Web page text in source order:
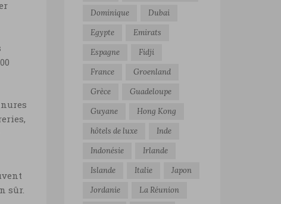
sûr.
Dominique
Dubai
Egypte
Emirats
Espagne
Fidji
France
Groenland
Grèce
Guadeloupe
Guyane
Hong Kong
hôtels de luxe
Inde
Indonésie
Irlande
Islande
Italie
Japon
Jordanie
La Réunion